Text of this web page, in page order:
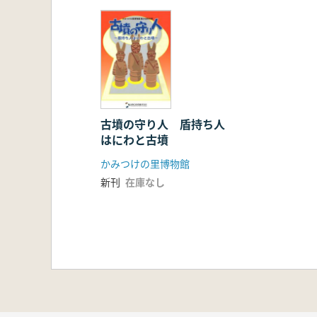
古墳の守り人 盾持ち人
はにわと古墳
かみつけの里博物館
新刊 在庫なし